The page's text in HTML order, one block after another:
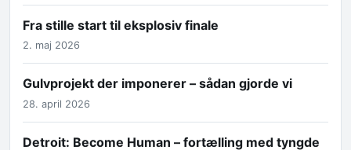
Fra stille start til eksplosiv finale
2. maj 2026
Gulvprojekt der imponerer – sådan gjorde vi
28. april 2026
Detroit: Become Human – fortælling med tyngde